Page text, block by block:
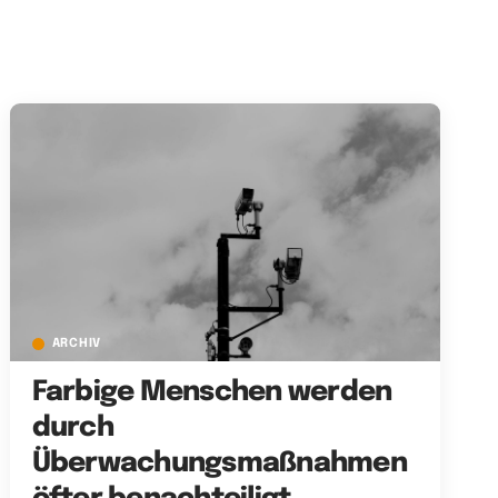
ARCHIV
Farbige Menschen werden
durch
Überwachungsmaßnahmen